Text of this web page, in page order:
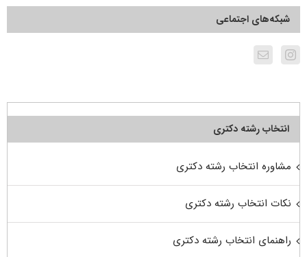
شبکه‌های اجتماعی
انتخاب رشته دکتری
مشاوره انتخاب رشته دکتری
نکات انتخاب رشته دکتری
راهنمای انتخاب رشته دکتری